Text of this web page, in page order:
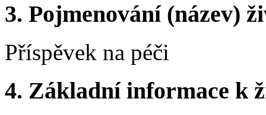
3. Pojmenování (název)
Příspěvek na péči
4. Základní informace k